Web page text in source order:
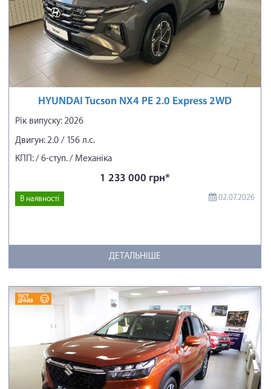
HYUNDAI Tucson NX4 PE 2.0 Express 2WD
Рік випуску: 2026
Двигун: 2.0 / 156 л.с.
КПП: / 6-ступ. / Механіка
1 233 000 грн*
В наявності 02.07.2026
ДЕТАЛЬНІШЕ